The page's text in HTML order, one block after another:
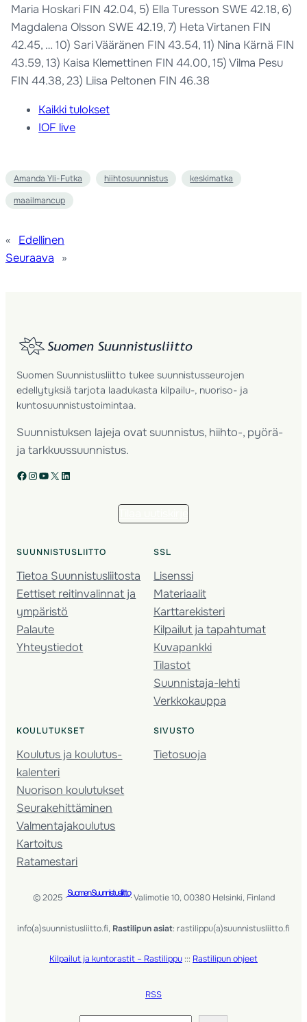
Maria Hoskari FIN 42.04, 5) Ella Turesson SWE 42.18, 6)
Magdalena Olsson SWE 42.19, 7) Heta Virtanen FIN
42.45, … 10) Sari Vääränen FIN 43.54, 11) Nina Kärnä FIN
43.59, 13) Kaisa Klemettinen FIN 44.00, 15) Vilma Pesu
FIN 44.38, 23) Liisa Peltonen FIN 46.38
Kaikki tulokset
IOF live
Amanda Yli-Futka hiihtosuunnistus keskimatka
maailmancup
«
Edellinen
Seuraava
»
Suomen Suunnistusliitto tukee suunnistusseurojen
edellytyksiä tarjota laadukasta kilpailu-, nuoriso- ja
kuntosuunnistustoimintaa.
Suunnistuksen lajeja ovat suunnistus, hiihto-, pyörä-
ja tarkkuussuunnistus.
Facebook Instagram YouTube X LinkedIn
SUUNNISTUSLIITTO
Tietoa Suunnistusliitosta
Eettiset reitinvalinnat ja
ympäristö
Palaute
Yhteystiedot
SSL
Lisenssi
Materiaalit
Karttarekisteri
Kilpailut ja tapahtumat
Kuvapankki
Tilastot
Suunnistaja-lehti
Verkkokauppa
KOULUTUKSET
Koulutus ja koulutus­
kalenteri
Nuorison koulutukset
Seura­kehittäminen
Valmentaja­koulutus
Kartoitus
Ratamestari
SIVUSTO
Tietosuoja
© 2025 ·Suomen Suunnistusliitto· Valimotie 10, 00380 Helsinki, Finland
info(a)suunnistusliitto.fi, Rastilipun asiat: rastilippu(a)suunnistusliitto.fi
Kilpailut ja kuntorastit – Rastilippu ::: Rastilipun ohjeet
RSS